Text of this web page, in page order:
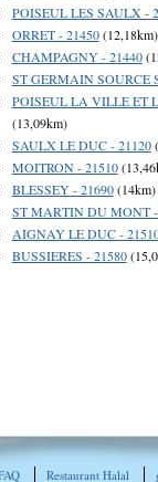
POISEUL LES SAULX -
ORRET - 21450(12,18km)
CHAMPAGNY - 21440
ST GERMAIN SOURCE
POISEUL LA VILLE ET
(13,09km)
SAULX LE DUC - 21120
MOITRON - 21510
BLESSEY - 21690(14km)
ST MARTIN DU MONT -
AIGNAY LE DUC -
BUSSIERES - 21580
Restaurant Halal